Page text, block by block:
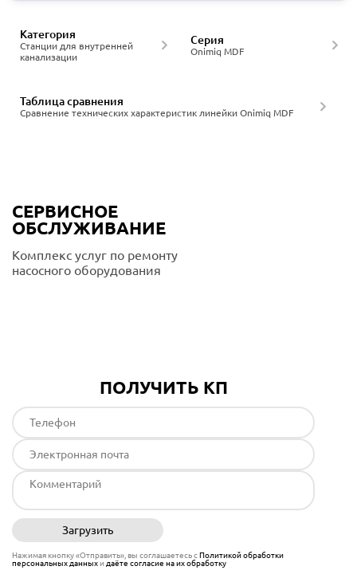
Станции для внутренней
канализации
Категория
Onimiq MDF
Серия
Сравнение технических характеристик линейки Onimiq MDF
Таблица сравнения
СЕРВИСНОЕ
ОБСЛУЖИВАНИЕ
Комплекс услуг по ремонту
насосного оборудования
ПОЛУЧИТЬ КП
Загрузить
Нажимая кнопку «Отправить», вы соглашаетесь сПолитикой обработки
персональных данныхи даёте согласие на их обработку